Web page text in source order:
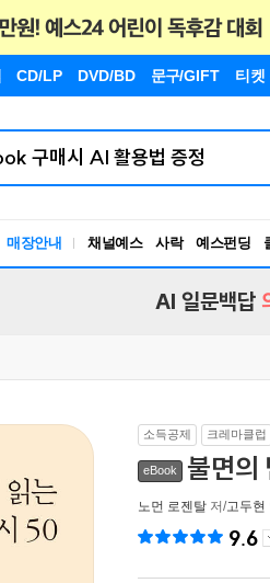
CD/LP DVD/BD 문구/GIFT 티켓
매장안내 채널예스 사락 예스펀딩
AI 일문백답
소득공제 크레마클럽
eBook 불면의
노먼 로젠탈 저/고두현
9.6